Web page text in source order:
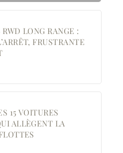
LONG RANGE :
FRUSTRANTE
15 VOITURES
ALLÈGENT LA